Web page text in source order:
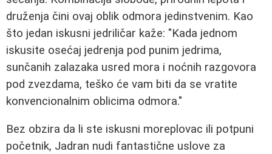
druženja čini ovaj oblik odmora jedinstvenim. Kao
što jedan iskusni jedriličar kaže: "Kada jednom
iskusite osećaj jedrenja pod punim jedrima,
sunčanih zalazaka usred mora i noćnih razgovora
pod zvezdama, teško će vam biti da se vratite
konvencionalnim oblicima odmora."
Bez obzira da li ste iskusni moreplovac ili potpuni
početnik, Jadran nudi fantastične uslove za